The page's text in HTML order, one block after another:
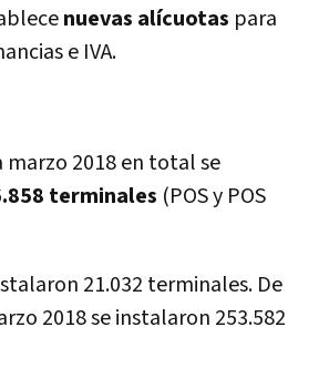
nuevas alí­cuotas para
e IVA.
marzo 2018 en total se
terminales (POS y POS
21.032 terminales. De
2018 se instalaron 253.582